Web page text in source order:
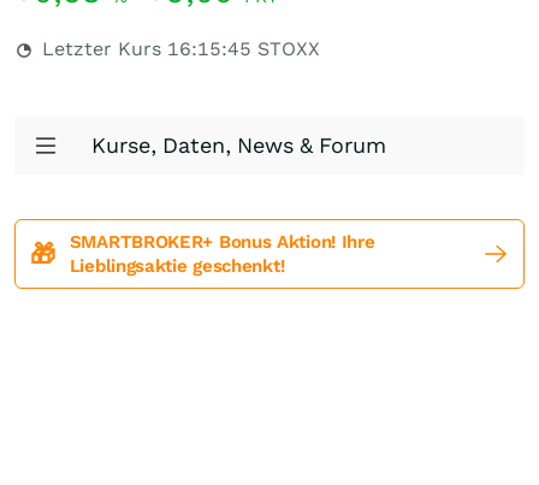
Letzter Kurs 16:15:45 STOXX
Kurse, Daten, News & Forum
🎁
SMARTBROKER+ Bonus Aktion! Ihre
Lieblingsaktie geschenkt!